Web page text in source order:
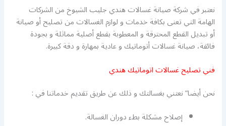
نعتبر في شركة صيانة غسالات هندي جليب الشيوخ من الشركات
الهامة التي تعنى بكافة خدمات و لوازم الغسالات من تصليح أو صيانة
أو تبديل القطع المحترقة و المعطوبة بقطع أصلية مماثلة و بجودة
فائقة، صيانة غسالات أتوماتيك و عادية بمهارة و دقة كبيرة.
فني تصليح غسالات اتوماتيك هندي
نحن أيضا” نعتني بغسالتك و ذلك عن طريق تقديم خدماتنا في :
إصلاح مشكلة بطء دوران الغسالة.